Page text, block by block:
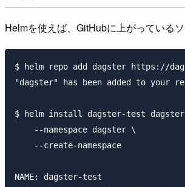
Helmを使えば、GitHubに上がっている
$ helm repo add dagster https://
"dagster" has been added to your
$ helm install dagster-test
    --namespace dagster \
    --create-namespace
NAME: dagster-test